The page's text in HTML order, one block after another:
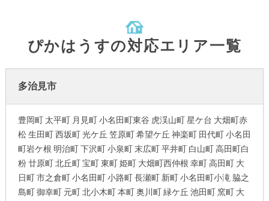
ぴかはうすの対応エリア一覧
多治見市
豊岡町 太平町 月見町 小名田町東谷 虎渓山町 星ケ台 大畑町赤
松 生田町 西坂町 光ケ丘 笠原町 希望ケ丘 神楽町 田代町 小名田
町岩ケ根 明治町 下沢町 小泉町 末広町 平井町 白山町 高田町白
粉 廿原町 北丘町 宝町 東町 姫町 大畑町西仲根 幸町 高田町 大
日町 市之倉町 小名田町 小路町 長瀬町 新町 小名田町小滝 脇之
島町 御幸町 元町 北小木町 本町 奥川町 緑ケ丘 池田町 窯町 大